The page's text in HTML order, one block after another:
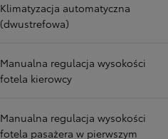
Klimatyzacja automatyczna
(dwustrefowa)
Manualna regulacja wysokości
fotela kierowcy
Manualna regulacja wysokości
fotela pasażera w pierwszym